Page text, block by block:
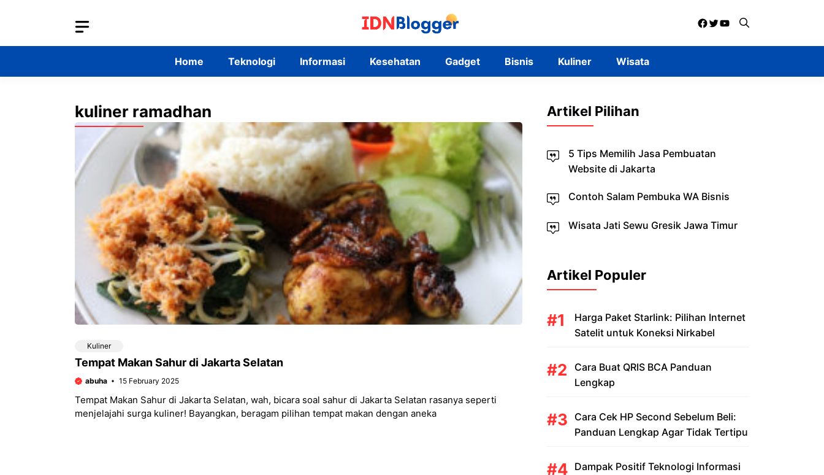
Facebook
Twitter
YouTube
Home Teknologi Informasi Kesehatan Gadget Bisnis Kuliner Wisata
kuliner ramadhan
Kuliner
Tempat Makan Sahur di Jakarta Selatan
abuha 15 February 2025
Tempat Makan Sahur di Jakarta Selatan, wah, bicara soal sahur di Jakarta Selatan rasanya seperti
menjelajahi surga kuliner! Bayangkan, beragam pilihan tempat makan dengan aneka
Artikel Pilihan
5 Tips Memilih Jasa Pembuatan
Website di Jakarta
Contoh Salam Pembuka WA Bisnis
Wisata Jati Sewu Gresik Jawa Timur
Artikel Populer
Harga Paket Starlink: Pilihan Internet
Satelit untuk Koneksi Nirkabel
Cara Buat QRIS BCA Panduan
Lengkap
Cara Cek HP Second Sebelum Beli:
Panduan Lengkap Agar Tidak Tertipu
Dampak Positif Teknologi Informasi